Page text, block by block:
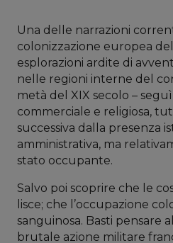
Una delle narrazioni
colonizzazione europea
esplorazioni ardite di
nelle regioni interne del
metà del XIX secolo –
commerciale e religiosa,
successiva dalla presenza
amministrativa, ma
stato occupante.
Salvo poi scoprire che le
lisce; che l’occupazione
sanguinosa. Basti pensare
brutale azione militare